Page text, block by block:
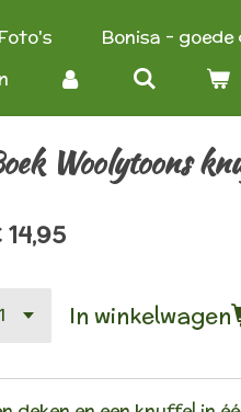
Foto's
Bonisa - goede
Woolytoons
In winkelwagen